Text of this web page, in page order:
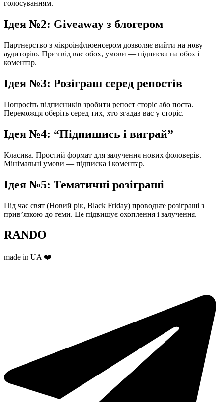
голосуванням.
Ідея №2: Giveaway з блогером
Партнерство з мікроінфлюенсером дозволяє вийти на нову
аудиторію. Приз від вас обох, умови — підписка на обох і
коментар.
Ідея №3: Розіграш серед репостів
Попросіть підписників зробити репост сторіс або поста.
Переможця оберіть серед тих, хто згадав вас у сторіс.
Ідея №4: “Підпишись і виграй”
Класика. Простий формат для залучення нових фоловерів.
Мінімальні умови — підписка і коментар.
Ідея №5: Тематичні розіграші
Під час свят (Новий рік, Black Friday) проводьте розіграші з
прив’язкою до теми. Це підвищує охоплення і залучення.
RANDO
made in UA ❤️